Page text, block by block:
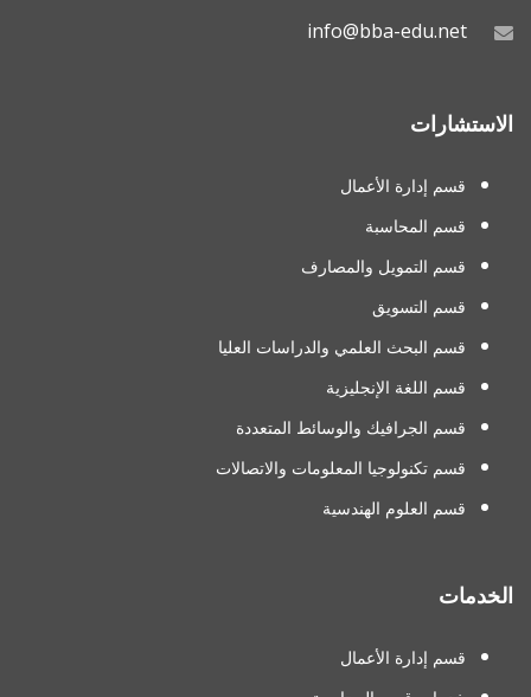
info@bba-edu.net
الاستشارات
قسم إدارة الأعمال
قسم المحاسبة
قسم التمويل والمصارف
قسم التسويق
قسم البحث العلمي والدراسات العليا
قسم اللغة الإنجليزية
قسم الجرافيك والوسائط المتعددة
قسم تكنولوجيا المعلومات والاتصالات
قسم العلوم الهندسية
الخدمات
قسم إدارة الأعمال